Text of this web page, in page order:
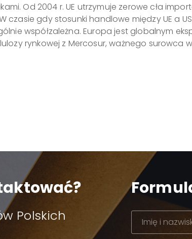
Od 2004 r. UE utrzymuje zerowe cła
czasie gdy stosunki handlowe między UE a
współzależna. Europa jest globalnym
rynkowej z Mercosur, ważnego surowca
Polskich